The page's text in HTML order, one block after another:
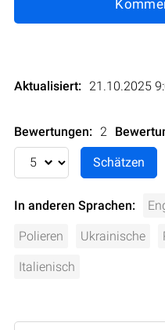
Aktualisiert: 21.10.2025
Bewertungen: 2
In anderen Sprachen:
Polieren Ukrainische
Italienisch